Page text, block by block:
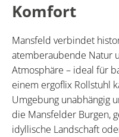
Komfort
Mansfeld verbindet
atemberaubende Natur
Atmosphäre – ideal für
einem ergoflix Rollstuhl
Umgebung unabhängig
die Mansfelder Burgen,
idyllische Landschaft